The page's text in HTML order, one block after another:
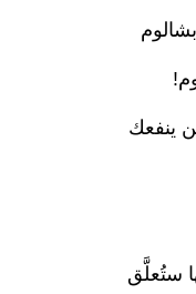
ينفعك
ستُعلَّق